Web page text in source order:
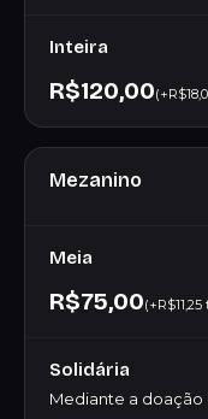
Inteira
R$120,00
Mezanino
Meia
R$75,00(+R$11,25
Solidária
Mediante a doação